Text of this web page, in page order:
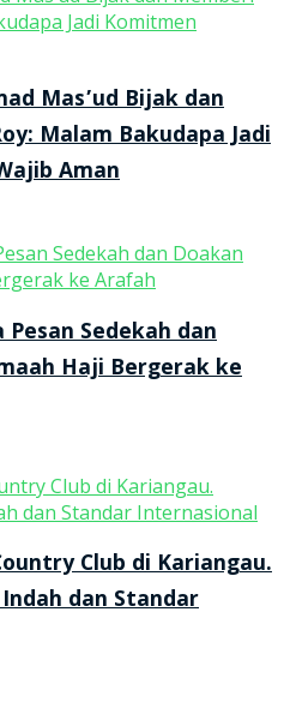
Mas’ud Bijak dan
Malam Bakudapa Jadi
Aman
Sedekah dan
Haji Bergerak ke
Club di Kariangau.
dan Standar